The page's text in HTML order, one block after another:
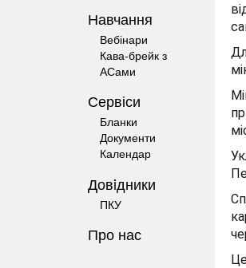
Навчання
Вебінари
Кава-брейк з
АСами
Сервіси
Бланки
Документи
Календар
Довiдники
ПКУ
Про нас